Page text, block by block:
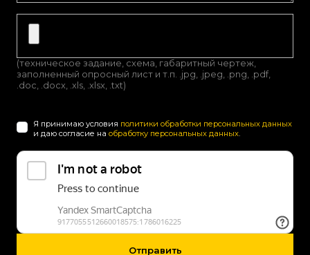
(техническое задание, схема, габаритный чертеж,
заполненный опросный лист и т.п. .jpg, .jpeg, .png, .pdf,
.doc, .docx, .xls, .xlsx, .txt)
Я принимаю условия политики обработки персональных данных
и даю согласие на обработку персональных данных.
Отправить